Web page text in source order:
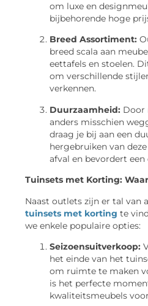
om luxe en
bijbehorende hoge
Breed Assortiment:
breed scala aan
eettafels en stoelen.
om verschillende
verkennen.
Duurzaamheid: Door
anders misschien
draag je bij aan een
hergebruiken van
afval en bevordert
Tuinsets met Korting:
Naast outlets zijn er tal van
tuinsets met korting te
we enkele populaire opties:
Seizoensuitverkoop:
het einde van het
om ruimte te maken
is het perfecte
kwaliteitsmeubels